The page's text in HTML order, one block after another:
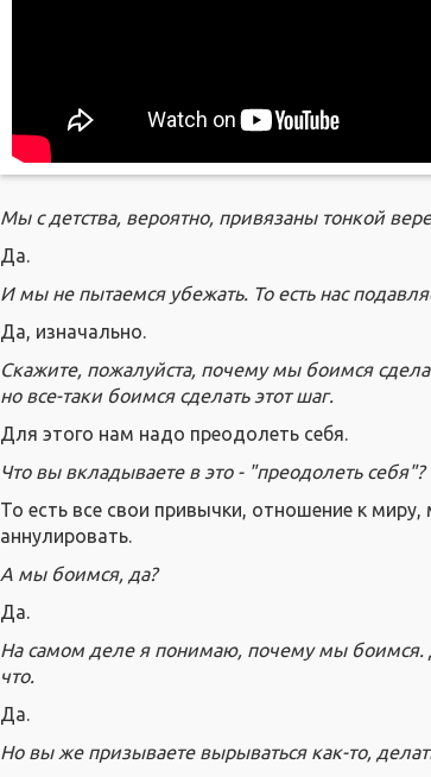
Мы с детства, вероятно, привязаны тонкой
Да.
И мы не пытаемся убежать. То есть нас
Да, изначально.
Скажите, пожалуйста, почему мы боимся
но все-таки боимся сделать этот шаг.
Для этого нам надо преодолеть себя.
Что вы вкладываете в это - "преодолеть себя"?
То есть все свои привычки, отношение к
аннулировать.
А мы боимся, да?
Да.
На самом деле я понимаю, почему мы боимся.
что.
Да.
Но вы же призываете вырываться как-то,